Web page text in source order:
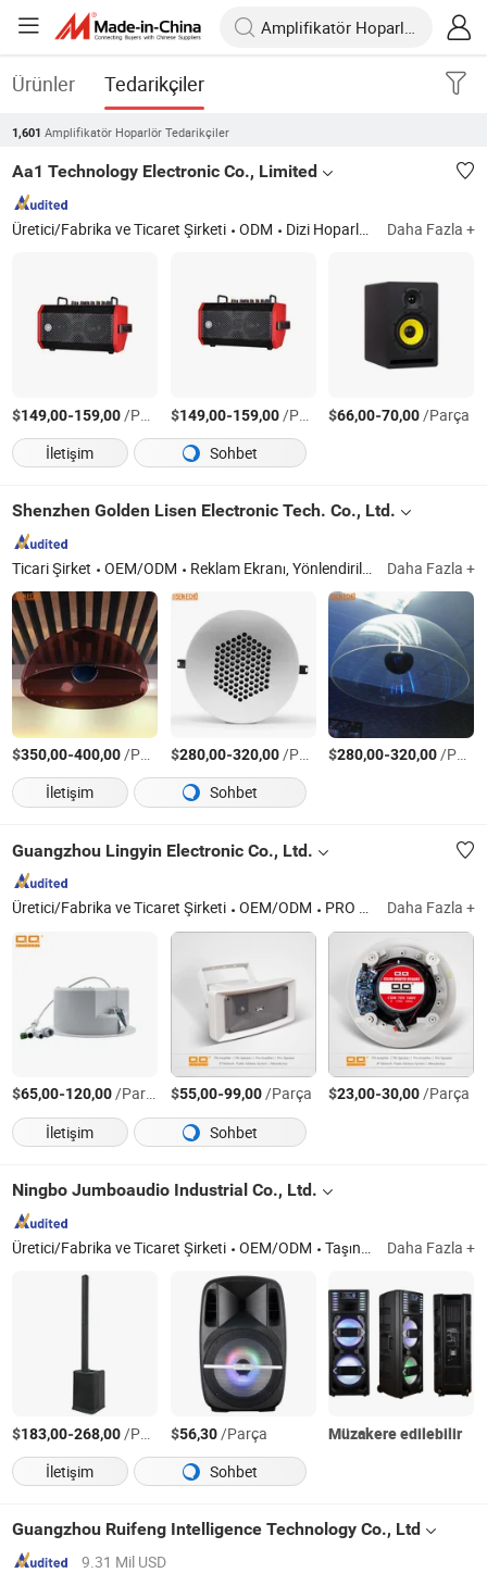
Ürünler Tedarikçiler
1,601 Amplifikatör Hoparlör Tedarikçiler
Aa1 Technology Electronic Co., Limited
Üretici/Fabrika ve Ticaret Şirketi ODM Dizi Hoparlörü, Hoparlör, Ses Sistemi, Amplifikatör, Ev Sineması, Subwoofer, Mikrofon, Kulaklık, Ses Kartı Daha Fazla +
$149,00-159,00/Parça $149,00-159,00/Parça $66,00-70,00/Parça
İletişim
Sohbet
Shenzhen Golden Lisen Electronic Tech. Co., Ltd.
Ticari Şirket OEM/ODM Reklam Ekranı, Yönlendirilmiş Ses Hoparlörü Daha Fazla +
$350,00-400,00/Parça $280,00-320,00/Parça $280,00-320,00/Parça
İletişim
Sohbet
Guangzhou Lingyin Electronic Co., Ltd.
Üretici/Fabrika ve Ticaret Şirketi OEM/ODM PRO Ses, Hoparlör, Amplifikatör, PA Adres Sistemi, IP Ağ Sistemi, Kablosuz Yayın, Kablosuz Mikrofon, PA Kürsüsü, Profesyonel Ses Daha Fazla +
$65,00-120,00/Parça $55,00-99,00/Parça $23,00-30,00/Parça
İletişim
Sohbet
Ningbo Jumboaudio Industrial Co., Ltd.
Üretici/Fabrika ve Ticaret Şirketi OEM/ODM Taşınabilir Hoparlör Kutusu, Hoparlör, Subwoofer Hoparlör Kutusu, HiFi Hoparlör Daha Fazla +
$183,00-268,00/Parça $56,30/Parça
Müzakere edilebilir
İletişim
Sohbet
Guangzhou Ruifeng Intelligence Technology Co., Ltd
9.31 Mil USD